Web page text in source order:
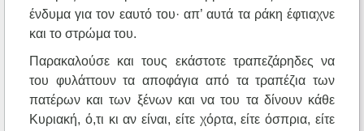
ένδυμα για τον εαυτό του· απ’ αυτά τα ράκη έφτιαχνε
και το στρώμα του.
Παρακαλούσε και τους εκάστοτε τραπεζάρηδες να
του φυλάττουν τα αποφάγια από τα τραπέζια των
πατέρων και των ξένων και να του τα δίνουν κάθε
Κυριακή, ό,τι κι αν είναι, είτε χόρτα, είτε όσπρια, είτε